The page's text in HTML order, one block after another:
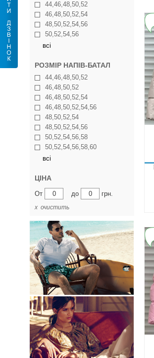
44,46,48,50,52
46,48,50,52,54
48,50,52,54,56
50,52,54,56
всі
РОЗМІР НАПІВ-БАТАЛ
44,46,48,50,52
46,48,50,52
46,48,50,52,54
46,48,50,52,54,56
48,50,52,54
48,50,52,54,56
50,52,54,56,58
50,52,54,56,58,60
всі
ЦІНА
От до грн.
х очистить